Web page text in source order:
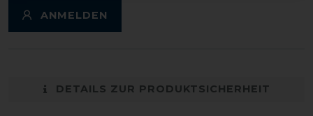
ANMELDEN
DETAILS ZUR PRODUKTSICHERHEIT